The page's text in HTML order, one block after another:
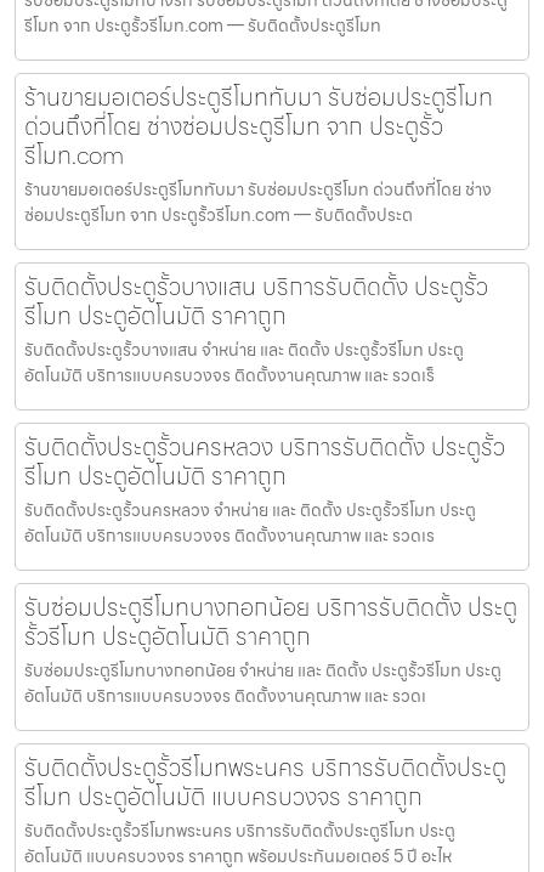
รีโมท จาก ประตูรั้วรีโมท.com — รับติดตั้งประตูรีโมท
ร้านขายมอเตอร์ประตูรีโมททับมา รับซ่อมประตูรีโมท
ด่วนถึงที่โดย ช่างซ่อมประตูรีโมท จาก ประตูรั้ว
รีโมท.com
ร้านขายมอเตอร์ประตูรีโมททับมา รับซ่อมประตูรีโมท ด่วนถึงที่โดย ช่าง
ซ่อมประตูรีโมท จาก ประตูรั้วรีโมท.com — รับติดตั้งประต
รับติดตั้งประตูรั้วบางแสน บริการรับติดตั้ง ประตูรั้ว
รีโมท ประตูอัตโนมัติ ราคาถูก
รับติดตั้งประตูรั้วบางแสน จำหน่าย และ ติดตั้ง ประตูรั้วรีโมท ประตู
อัตโนมัติ บริการแบบครบวงจร ติดตั้งงานคุณภาพ และ รวดเร็
รับติดตั้งประตูรั้วนครหลวง บริการรับติดตั้ง ประตูรั้ว
รีโมท ประตูอัตโนมัติ ราคาถูก
รับติดตั้งประตูรั้วนครหลวง จำหน่าย และ ติดตั้ง ประตูรั้วรีโมท ประตู
อัตโนมัติ บริการแบบครบวงจร ติดตั้งงานคุณภาพ และ รวดเร
รับซ่อมประตูรีโมทบางกอกน้อย บริการรับติดตั้ง ประตู
รั้วรีโมท ประตูอัตโนมัติ ราคาถูก
รับซ่อมประตูรีโมทบางกอกน้อย จำหน่าย และ ติดตั้ง ประตูรั้วรีโมท ประตู
อัตโนมัติ บริการแบบครบวงจร ติดตั้งงานคุณภาพ และ รวดเ
รับติดตั้งประตูรั้วรีโมทพระนคร บริการรับติดตั้งประตู
รีโมท ประตูอัตโนมัติ แบบครบวงจร ราคาถูก
รับติดตั้งประตูรั้วรีโมทพระนคร บริการรับติดตั้งประตูรีโมท ประตู
อัตโนมัติ แบบครบวงจร ราคาถูก พร้อมประกันมอเตอร์ 5 ปี อะไห